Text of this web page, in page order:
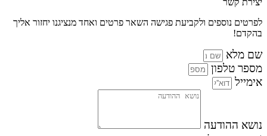
יצירת קשר
לפרטים נוספים ולקביעת פגישה השאר פרטים ואחד מנציגנו יחזור אליך
בהקדם!
שם מלא
מספר טלפון
אימייל
נושא ההודעה